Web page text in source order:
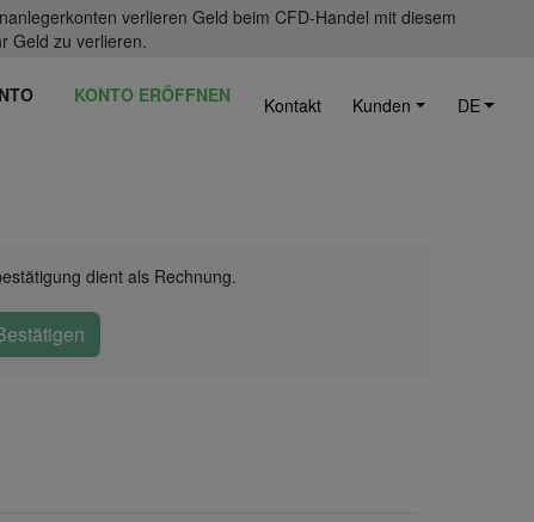
verlieren Geld beim CFD-Handel mit diesem
Geld zu verlieren.
KONTO ERÖFFNEN Kontakt Kunden DE
dient als Rechnung.